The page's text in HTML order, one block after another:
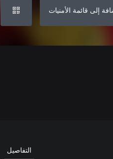
إلى قائمة الأمنيات
التفاصيل